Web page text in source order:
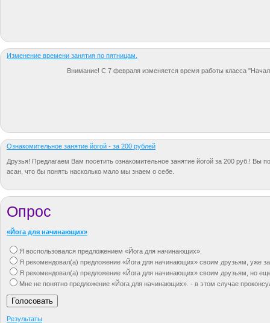
Изменение времени занятия по пятницам.
Внимание! С 7 февраля изменяется время работы класса
Ознакомительное занятие йогой - за 200 рублей
Друзья! Предлагаем Вам посетить ознакомительное занятие йогой за 200 руб.! Вы
асан, что бы понять насколько мало мы знаем о себе.
Опрос
«Йога для начинающих»
Я воспользовался предложением «Йога для начинающих».
Я рекомендовал(а) предложение «Йога для начинающих» своим друзьям, уже
Я рекомендовал(а) предложение «Йога для начинающих» своим друзьям, но
Мне не понятно предложение «Йога для начинающих». - в этом случае
Результаты